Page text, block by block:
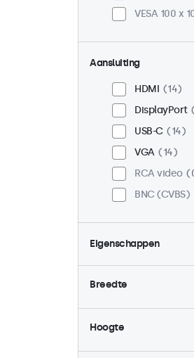
VESA 100 x
Aansluiting
HDMI
14
DisplayPort
USB-C
14
VGA
14
RCA video
BNC (CVBS)
Eigenschappen
4:3 / 5:4
5
Dimbaar
14
Zonlicht
Breedte
Hoogte